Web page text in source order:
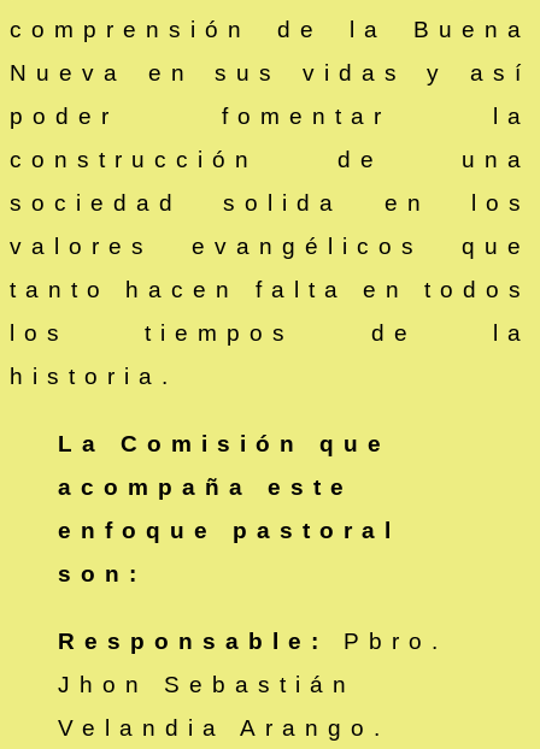
comprensión de la Buena
Nueva en sus vidas y así
poder fomentar la
construcción de una
sociedad solida en los
valores evangélicos que
tanto hacen falta en todos
los tiempos de la
historia.
La Comisión que
acompaña este
enfoque pastoral
son:
Responsable:
Pbro.
Jhon Sebastián
Velandia Arango.